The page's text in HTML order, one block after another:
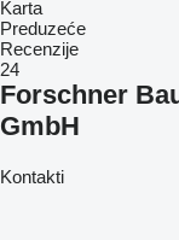
Karta
Preduzeće
Recenzije
24
Forschner
GmbH
Kontakti